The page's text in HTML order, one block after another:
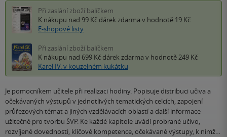
Při zaslání zboží balíčkem
K nákupu nad 99 Kč dárek zdarma v hodnotě 19 Kč
E-shopové listy
Při zaslání zboží balíčkem
K nákupu nad 699 Kč dárek zdarma v hodnotě 249 Kč
Karel IV. v kouzelném kukátku
Je pomocníkem učitele při realizaci hodiny. Popisuje distribuci učiva a
očekávaných výstupů v jednotlivých tematických celcích, zapojení
průřezových témat a jiných vzdělávacích oblastí a další informace
užitečné pro tvorbu ŠVP. Ke každé kapitole uvádí probrané učivo,
rozvíjené dovednosti, klíčové kompetence, očekávané výstupy, k nimž…